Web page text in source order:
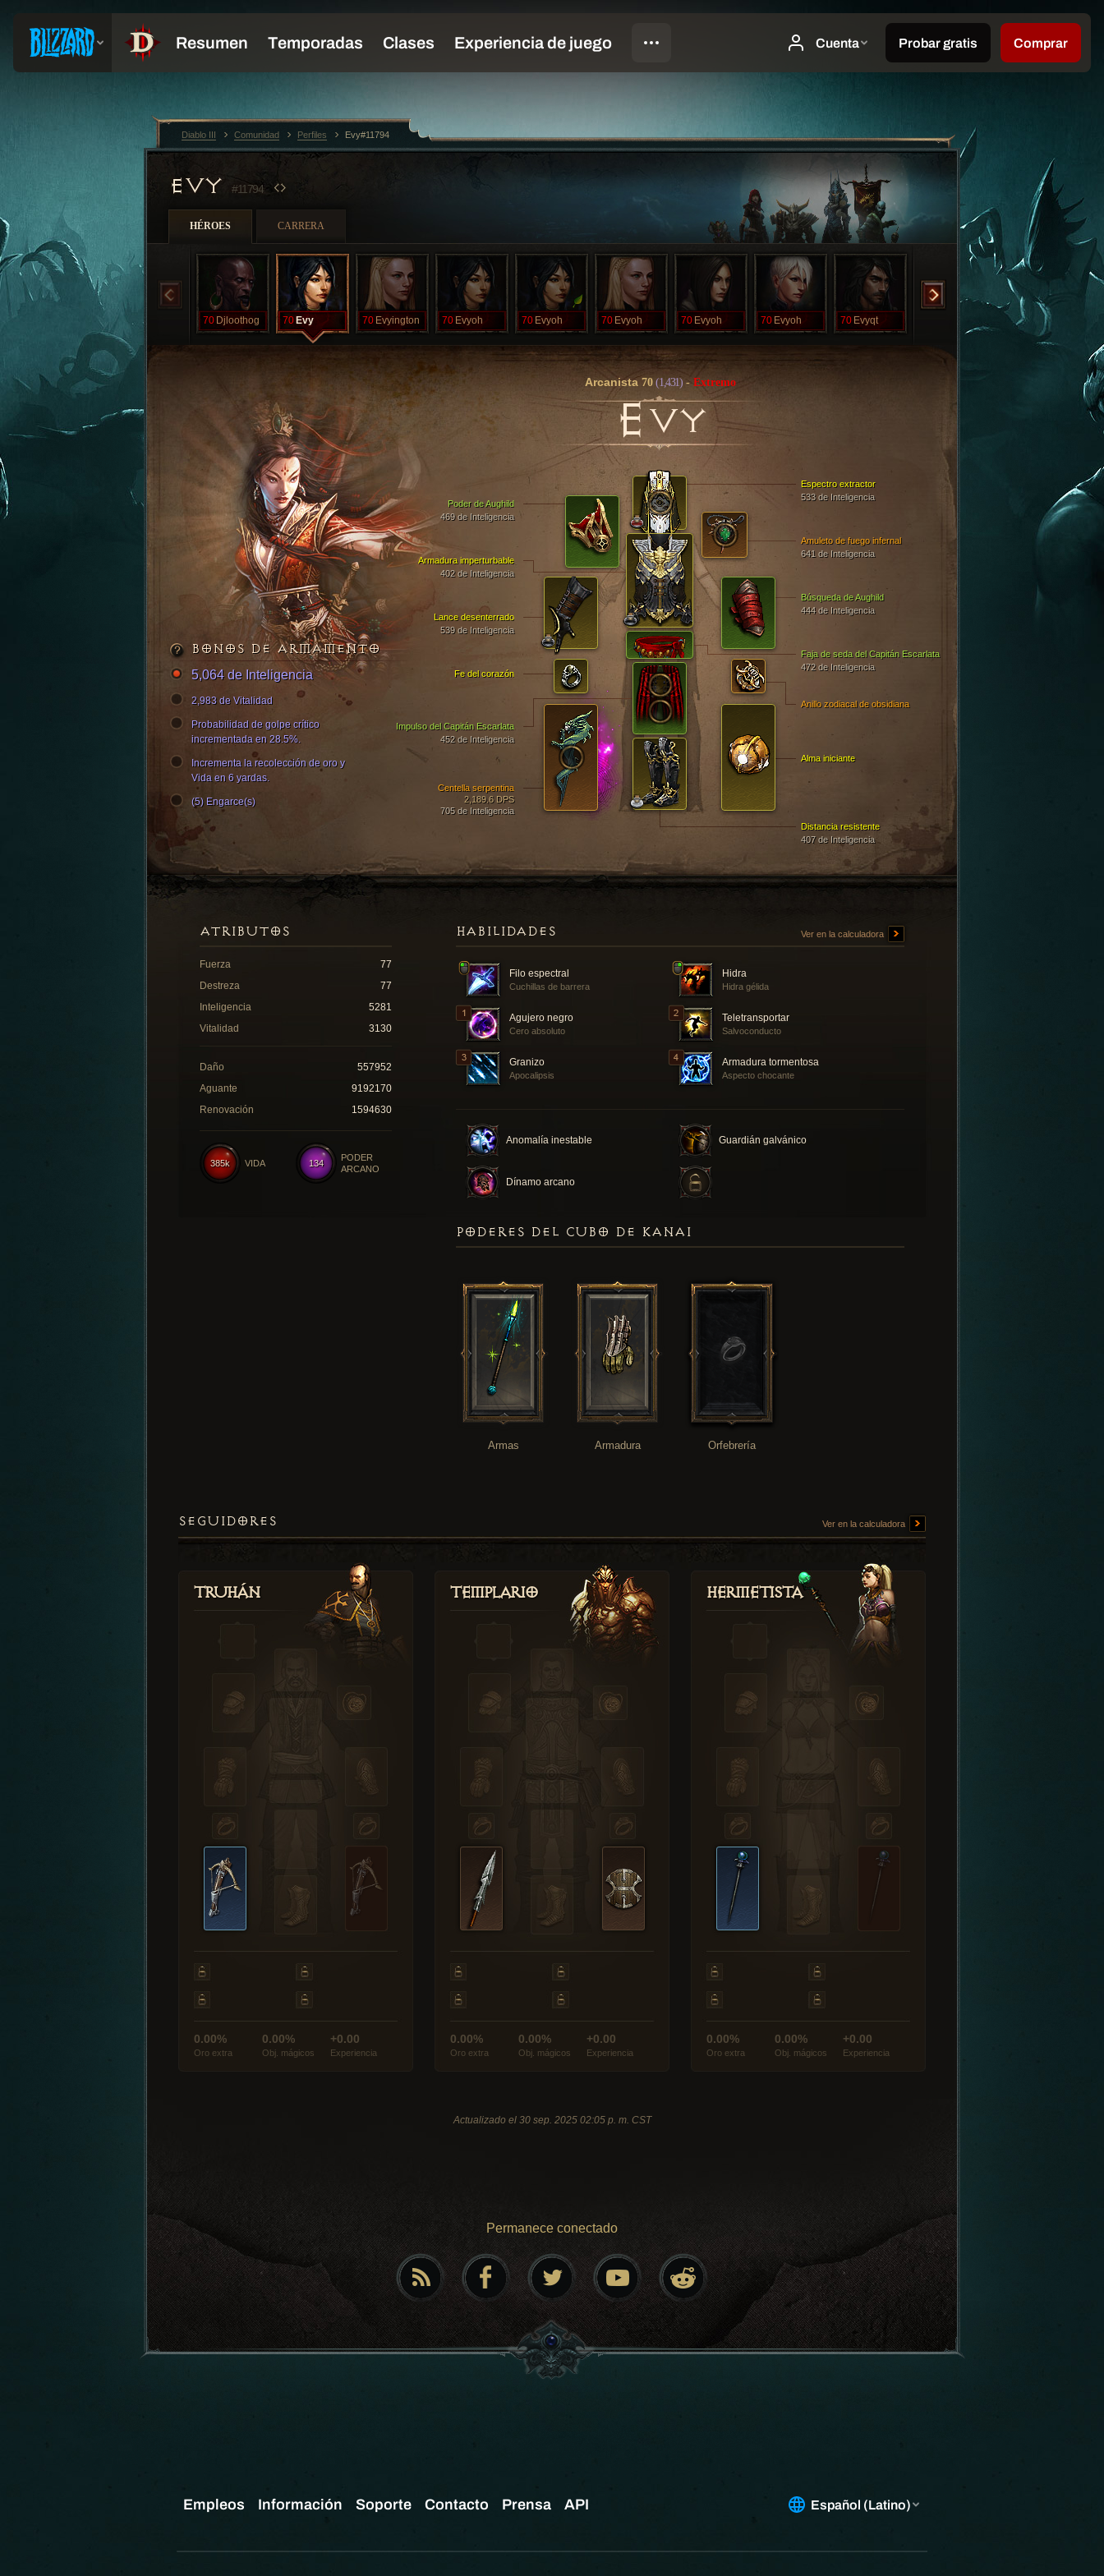
EVY #11794
HÉROES CARRERA
70 Djloothog 70 Evy 70 Evyington 70 Evyoh 70 Evyoh 70 Evyoh 70 Evyoh 70 Evyoh 70 Evyqt 70Evyuno
Arcanista 70 (1,431) - Extremo
EVY
Espectro extractor
533 de Inteligencia
Armadura imperturbable
402 de Inteligencia
Distancia resistente
407 de Inteligencia
Lance desenterrado
539 de Inteligencia
Poder de Aughild
469 de Inteligencia
Impulso del Capitán Escarlata
452 de Inteligencia
Búsqueda de Aughild
444 de Inteligencia
Centella serpentina
2,189.6 DPS
705 de Inteligencia
Alma iniciante
Faja de seda del Capitán Escarlata
472 de Inteligencia
Anillo zodiacal de obsidiana
Fe del corazón
Amuleto de fuego infernal
641 de Inteligencia
BONOS DE ARMAMENTO
5,064 de Inteligencia
2,983 de Vitalidad
Probabilidad de golpe crítico
incrementada en 28.5%.
Incrementa la recolección de oro y
Vida en 6 yardas.
(5) Engarce(s)
HABILIDADES Ver en la calculadora
Filo espectral
Cuchillas de barrera
Hidra
Hidra gélida
Agujero negro
Cero absoluto
Teletransportar
Salvoconducto
Granizo
Apocalipsis
Armadura tormentosa
Aspecto chocante
Anomalía inestable Guardián galvánico
Dínamo arcano
ATRIBUTOS
Fuerza
77
Destreza
77
Inteligencia
5281
Vitalidad
3130
Daño
557952
Aguante
9192170
Renovación
1594630
134
PODER
ARCANO
385k VIDA
PODERES DEL CUBO DE KANAI
Armas Armadura Orfebrería
SEGUIDORES Ver en la calculadora
Truhán
0.00%
Oro extra
0.00%
Obj. mágicos
+0.00
Experiencia
Templario
0.00%
Oro extra
0.00%
Obj. mágicos
+0.00
Experiencia
Hermetista
0.00%
Oro extra
0.00%
Obj. mágicos
+0.00
Experiencia
Actualizado el 30 sep. 2025 02:05 p. m. CST
Permanece conectado
Diablo III Comunidad Perfiles Evy#11794